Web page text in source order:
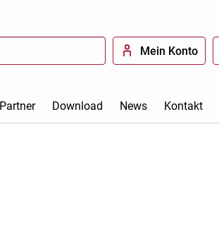
Mein Konto
Partner Download News Kontakt